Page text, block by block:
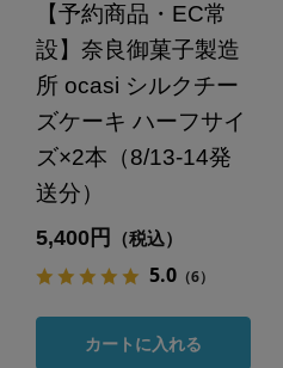
【予約商品・EC常
設】奈良御菓子製造
所 ocasi シルクチー
ズケーキ ハーフサイ
ズ×2本（8/13-14発
送分）
5,400円 （税込）
5.0（6）
カートに入れる